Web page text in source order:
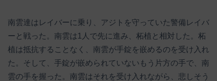
南雲達はレイバーに乗り、アジトを守っていた警備レイバ
ーと戦った。南雲は1人で先に進み、柘植と相対した。柘
植は抵抗することなく、南雲が手錠を嵌めるのを受け入れ
た。そして、手錠が嵌められていないもう片方の手で、南
雲の手を握った。南雲はそれを受け入れながら、悲しそう